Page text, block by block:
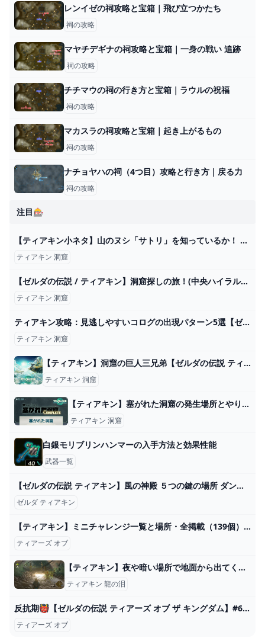
レンイゼの祠攻略と宝箱｜飛び立つかたち
祠の攻略
マヤチデギナの祠攻略と宝箱｜一身の戦い 追跡
祠の攻略
チチマウの祠の行き方と宝箱｜ラウルの祝福
祠の攻略
マカスラの祠攻略と宝箱｜起き上がるもの
祠の攻略
ナチョヤハの祠（4つ目）攻略と行き方｜戻る力
祠の攻略
注目🎰
【ティアキン小ネタ】山のヌシ「サトリ」を知っているか！ 洞窟の場所を教えてくれる神々しい生き物【ゼルダの伝説】 - GAME Watch
ティアキン 洞窟
【ゼルダの伝説 / ティアキン】洞窟探しの旅！(中央ハイラル編)【みつあめ/#新人Vtuber】 - YouTube
ティアキン 洞窟
ティアキン攻略：見逃しやすいコログの出現パターン5選【ゼルダ ティアーズ オブ ザ キングダム日記＃41】 - 電撃オンライン
ティアキン 洞窟
【ティアキン】洞窟の巨人三兄弟【ゼルダの伝説 ティアーズオブザキングダム】 hyperWiki
ティアキン 洞窟
【ティアキン】塞がれた洞窟の発生場所とやり方【ゼルダの伝説ティアーズオブザキングダム】 - 神ゲー攻略
ティアキン 洞窟
白銀モリブリンハンマーの入手方法と効果性能
武器一覧
【ゼルダの伝説 ティアキン】風の神殿 ５つの鍵の場所 ダンジョン完全攻略【ゼルダの伝説 ティアーズ オブ ザ キングダム】【totk】 - YouTube
ゼルダ ティアキン
【ティアキン】ミニチャレンジ一覧と場所・全掲載（139個）【ゼルダの伝説ティアーズオブザキングダム】｜ゲームエイト
ティアーズ オブ
【ティアキン】夜や暗い場所で地面から出てくる骨の敵を一撃で倒す方法【ゼルダの伝説ティアーズオブザキングダム】
ティアキン 龍の泪
反抗期👹【ゼルダの伝説 ティアーズ オブ ザ キングダム】#6 - YouTube
ティアーズ オブ